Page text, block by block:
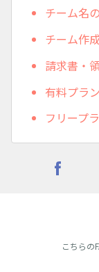
チーム名
チーム作
請求書・
有料プラ
フリープ
こちらの